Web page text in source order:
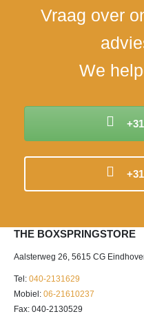
Vraag over
We
THE BOXSPRINGSTORE
Aalsterweg 26, 5615 CG
Tel: 040-2131629
Mobiel: 06-21610237
Fax: 040-2130529